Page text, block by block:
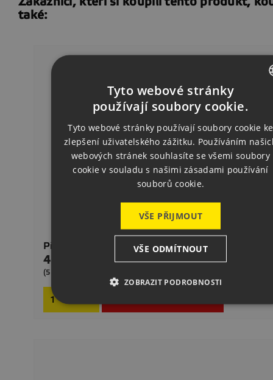
také:
Přímá Upínka 350
Cena
455,00 Kč
(550,55 Kč s DPH)
ENGLISH
GERMAN
Tyto webové stránky
používají soubory cookie.
Tyto webové stránky používají soubory cookie ke
zlepšení uživatelského zážitku. Používáním
webových stránek souhlasíte se všemi soubory
cookie v souladu s našimi zásadami používání
souborů cookie.
VŠE PŘIJMOUT
VŠE ODMÍTNOUT
ZOBRAZIT PODROBNOSTI